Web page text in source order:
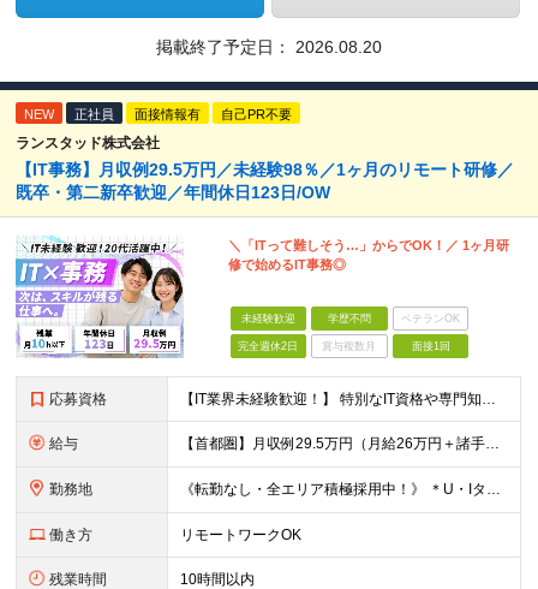
掲載終了予定日： 2026.08.20
NEW 正社員 面接情報有 自己PR不要
ランスタッド株式会社
【IT事務】月収例29.5万円／未経験98％／1ヶ月のリモート研修／
既卒・第二新卒歓迎／年間休日123日/OW
＼「ITって難しそう…」からでOK！／ 1ヶ月研
修で始めるIT事務◎
未経験歓迎 学歴不問 ベテランOK
完全週休2日 賞与複数月 面接1回
応募資格 【IT業界未経験歓迎！】 特別なIT資格や専門知識は必要ありません。 ・学歴不問（文系・理系不問） ・第二新卒、既卒の方も歓迎 ・20代を中心に幅広い年代が活躍中 ・基本的なPC操作ができる方 ・タ
給与 【首都圏】月収例29.5万円（月給26万円＋諸手当） 【東海・関西】月収例28.5万円（月給25万円＋諸手当） 【九州】月収例26万円（月給23万円＋諸手当） ※経験・スキル・前職給与を踏まえ、総合
勤務地 《転勤なし・全エリア積極採用中！》 ＊U・Iターンも歓迎 ＊研修はオンライン実施 ★勤務エリアは下記よりお選びいただけます★ 【首都圏】東京・神奈川・千葉・埼玉 【東海】愛知 【関西】大阪、京都、兵庫
働き方 リモートワークOK
残業時間 10時間以内